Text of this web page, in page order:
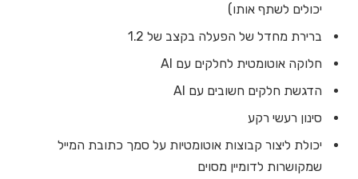
יכולים לשתף אותו)
ברירת מחדל של הפעלה בקצב של 1.2
חלוקה אוטומטית לחלקים עם AI
הדגשת חלקים חשובים עם AI
סינון רעשי רקע
יכולת ליצור קבוצות אוטומטיות על סמך כתובת המייל
שמקושרות לדומיין מסוים